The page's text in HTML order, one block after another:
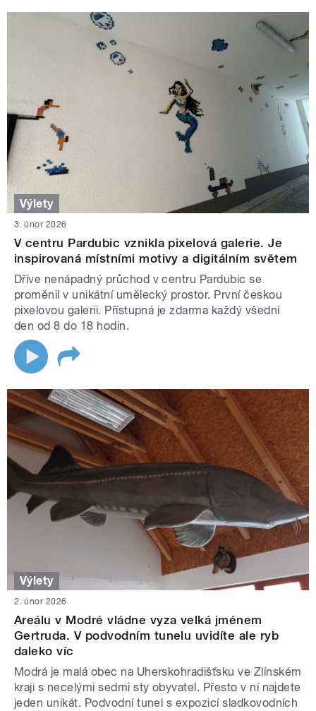
Výlety
3. únor 2026
V centru Pardubic vznikla pixelová galerie. Je
inspirovaná místními motivy a digitálním světem
Dříve nenápadný průchod v centru Pardubic se
proměnil v unikátní umělecký prostor. První českou
pixelovou galerii. Přístupná je zdarma každý všední
den od 8 do 18 hodin.
Výlety
2. únor 2026
Areálu v Modré vládne vyza velká jménem
Gertruda. V podvodním tunelu uvidíte ale ryb
daleko víc
Modrá je malá obec na Uherskohradišťsku ve Zlínském
kraji s necelými sedmi sty obyvatel. Přesto v ní najdete
jeden unikát. Podvodní tunel s expozicí sladkovodních